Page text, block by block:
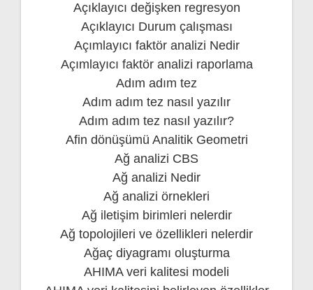
Açıklayıcı değişken regresyon
Açıklayıcı Durum çalışması
Açımlayıcı faktör analizi Nedir
Açımlayıcı faktör analizi raporlama
Adım adım tez
Adım adım tez nasıl yazılır
Adım adım tez nasıl yazılır?
Afin dönüşümü Analitik Geometri
Ağ analizi CBS
Ağ analizi Nedir
Ağ analizi örnekleri
Ağ iletişim birimleri nelerdir
Ağ topolojileri ve özellikleri nelerdir
Ağaç diyagramı oluşturma
AHIMA veri kalitesi modeli